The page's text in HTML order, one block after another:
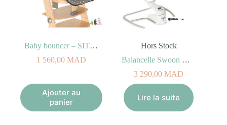
Baby bouncer – SIT’N SLEEP
1 560,00 MAD
Ajouter au
panier
Hors Stock
Balancelle Swoon Motion Zinc
3 290,00 MAD
Lire la suite